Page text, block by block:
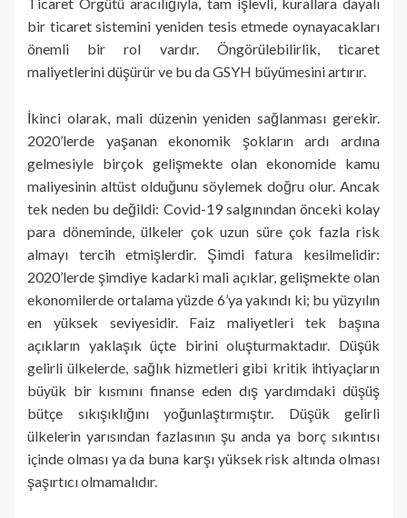
bir ticaret sistemini yeniden tesis etmede oynayacakları
önemli bir rol vardır. Öngörülebilirlik, ticaret
maliyetlerini düşürür ve bu da GSYH büyümesini artırır.
İkinci olarak, mali düzenin yeniden sağlanması gerekir.
2020’lerde yaşanan ekonomik şokların ardı ardına
gelmesiyle birçok gelişmekte olan ekonomide kamu
maliyesinin altüst olduğunu söylemek doğru olur. Ancak
tek neden bu değildi: Covid-19 salgınından önceki kolay
para döneminde, ülkeler çok uzun süre çok fazla risk
almayı tercih etmişlerdir. Şimdi fatura kesilmelidir:
2020’lerde şimdiye kadarki mali açıklar, gelişmekte olan
ekonomilerde ortalama yüzde 6’ya yakındı ki; bu yüzyılın
en yüksek seviyesidir. Faiz maliyetleri tek başına
açıkların yaklaşık üçte birini oluşturmaktadır. Düşük
gelirli ülkelerde, sağlık hizmetleri gibi kritik ihtiyaçların
büyük bir kısmını finanse eden dış yardımdaki düşüş
bütçe sıkışıklığını yoğunlaştırmıştır. Düşük gelirli
ülkelerin yarısından fazlasının şu anda ya borç sıkıntısı
içinde olması ya da buna karşı yüksek risk altında olması
şaşırtıcı olmamalıdır.